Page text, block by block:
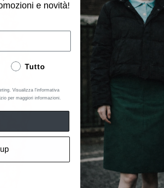
e novità!
Tutto
Visualizza l'informativa
per maggiori informazioni.